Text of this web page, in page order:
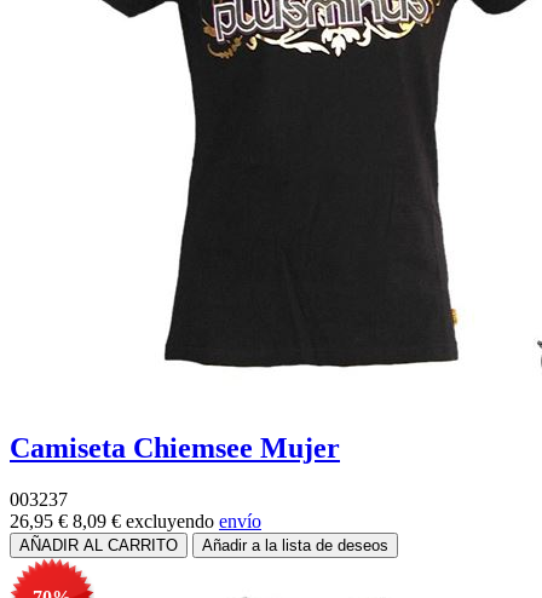
Camiseta Chiemsee Mujer
003237
26,95 € 8,09 € excluyendo envío